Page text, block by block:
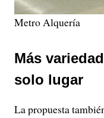
Metro Alquería
Más
solo lugar
La propuesta